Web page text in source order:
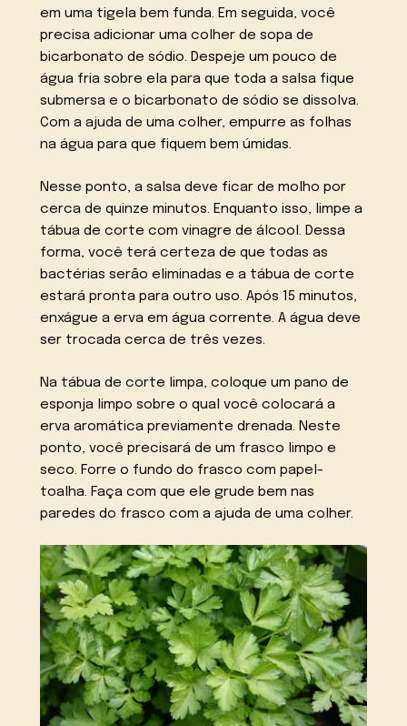
em uma tigela bem funda. Em seguida, você
precisa adicionar uma colher de sopa de
bicarbonato de sódio. Despeje um pouco de
água fria sobre ela para que toda a salsa fique
submersa e o bicarbonato de sódio se dissolva.
Com a ajuda de uma colher, empurre as folhas
na água para que fiquem bem úmidas.
Nesse ponto, a salsa deve ficar de molho por
cerca de quinze minutos. Enquanto isso, limpe a
tábua de corte com vinagre de álcool. Dessa
forma, você terá certeza de que todas as
bactérias serão eliminadas e a tábua de corte
estará pronta para outro uso. Após 15 minutos,
enxágue a erva em água corrente. A água deve
ser trocada cerca de três vezes.
Na tábua de corte limpa, coloque um pano de
esponja limpo sobre o qual você colocará a
erva aromática previamente drenada. Neste
ponto, você precisará de um frasco limpo e
seco. Forre o fundo do frasco com papel-
toalha. Faça com que ele grude bem nas
paredes do frasco com a ajuda de uma colher.